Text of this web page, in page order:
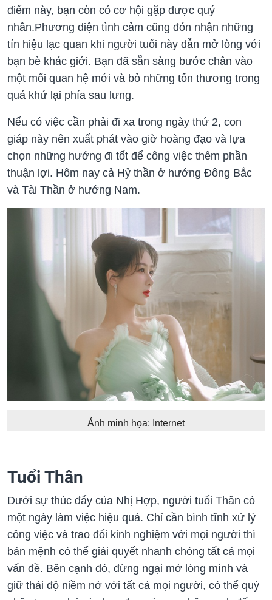
điểm này, bạn còn có cơ hội gặp được quý
nhân.Phương diện tình cảm cũng đón nhận những
tín hiệu lạc quan khi người tuổi này dẫn mở lòng với
bạn bè khác giới. Bạn đã sẵn sàng bước chân vào
một mối quan hệ mới và bỏ những tổn thương trong
quá khứ lại phía sau lưng.
Nếu có việc cần phải đi xa trong ngày thứ 2, con
giáp này nên xuất phát vào giờ hoàng đạo và lựa
chọn những hướng đi tốt để công việc thêm phần
thuận lợi. Hôm nay cả Hỷ thần ở hướng Đông Bắc
và Tài Thần ở hướng Nam.
Ảnh minh họa: Internet
Tuổi Thân
Dưới sự thúc đẩy của Nhị Hợp, người tuổi Thân có
một ngày làm việc hiệu quả. Chỉ cần bình tĩnh xử lý
công việc và trao đổi kinh nghiệm với mọi người thì
bản mệnh có thể giải quyết nhanh chóng tất cả mọi
vấn đề. Bên cạnh đó, đừng ngại mở lòng mình và
giữ thái độ niềm nở với tất cả mọi người, có thể quý